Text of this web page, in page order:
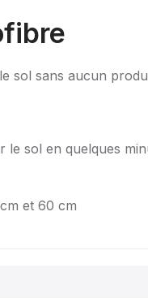
sol sans aucun
le sol en quelques
et 60 cm